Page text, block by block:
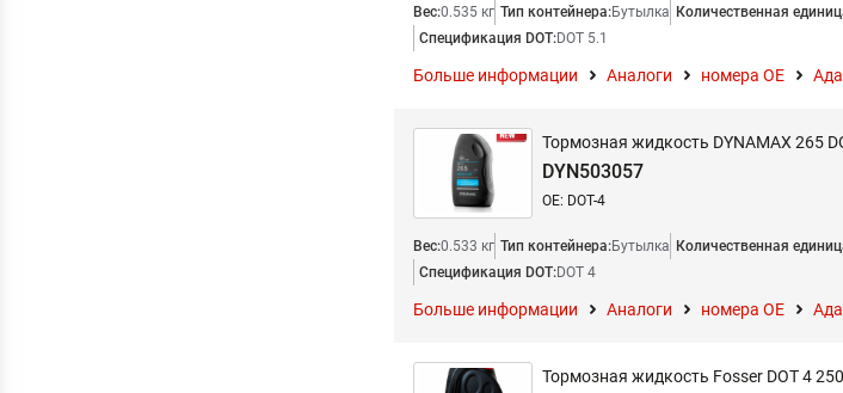
Вес:0.535 кг Тип контейнера:Бутылка Количественная
Спецификация DOT:DOT 5.1
Больше информации Аналоги номера ОЕ
Тормозная жидкость DYNAMAX 265
DYN503057
OE: DOT-4
Вес:0.533 кг Тип контейнера:Бутылка Количественная
Спецификация DOT:DOT 4
Больше информации Аналоги номера ОЕ
Тормозная жидкость Fosser DOT 4